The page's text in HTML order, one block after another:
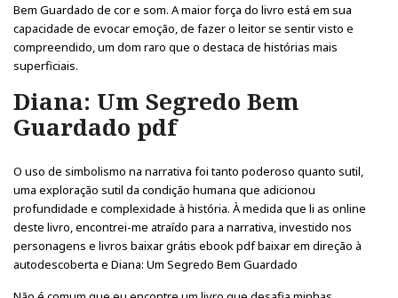
Bem Guardado de cor e som. A maior força do livro está em sua
capacidade de evocar emoção, de fazer o leitor se sentir visto e
compreendido, um dom raro que o destaca de histórias mais
superficiais.
Diana: Um Segredo Bem
Guardado pdf
O uso de simbolismo na narrativa foi tanto poderoso quanto sutil,
uma exploração sutil da condição humana que adicionou
profundidade e complexidade à história. À medida que li as online
deste livro, encontrei-me atraído para a narrativa, investido nos
personagens e livros baixar grátis ebook pdf baixar em direção à
autodescoberta e Diana: Um Segredo Bem Guardado